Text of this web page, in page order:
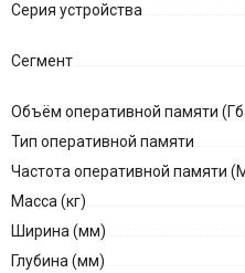
Серия устройства
Сегмент
Объём оперативной памяти
Тип оперативной памяти
Частота оперативной памяти
Масса (кг)
Ширина (мм)
Глубина (мм)